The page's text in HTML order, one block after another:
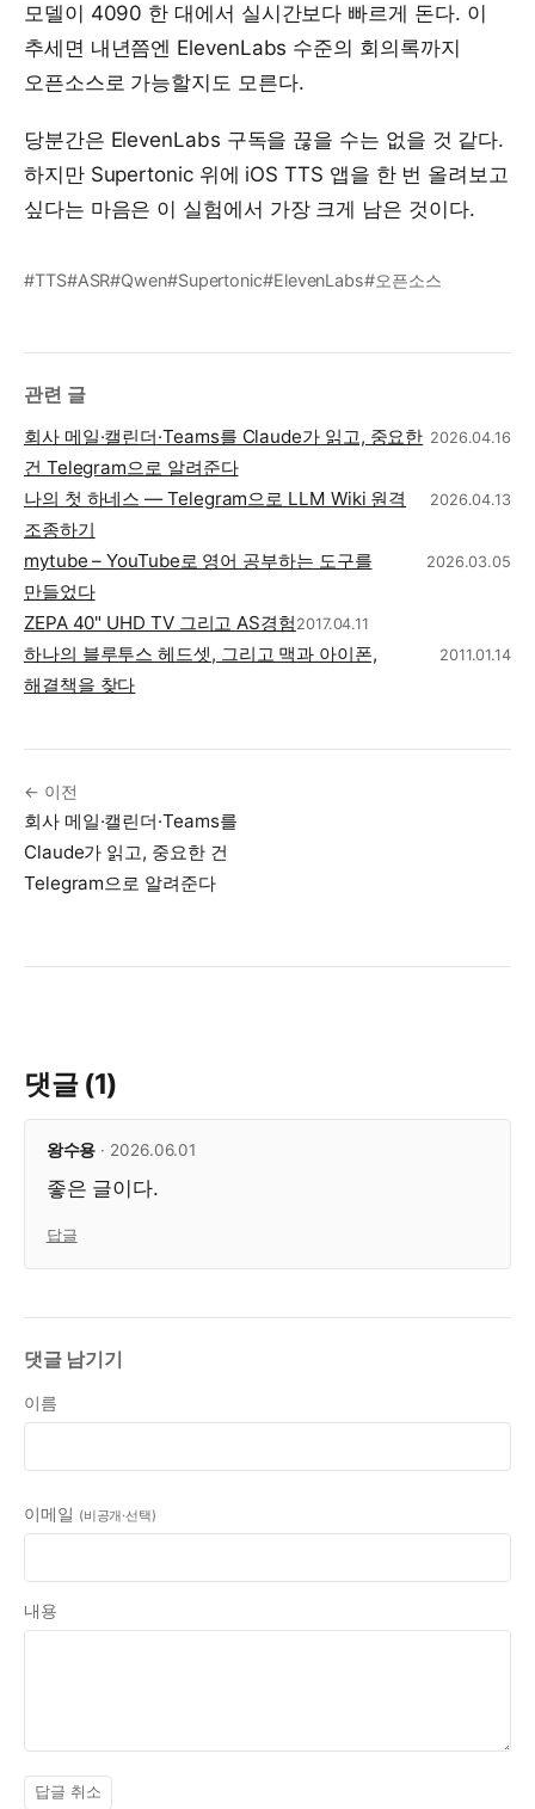
모델이 4090 한 대에서 실시간보다 빠르게 돈다. 이
추세면 내년쯤엔 ElevenLabs 수준의 회의록까지
오픈소스로 가능할지도 모른다.
당분간은 ElevenLabs 구독을 끊을 수는 없을 것 같다.
하지만 Supertonic 위에 iOS TTS 앱을 한 번 올려보고
싶다는 마음은 이 실험에서 가장 크게 남은 것이다.
#TTS#ASR#Qwen#Supertonic#ElevenLabs#오픈소스
관련 글
회사 메일·캘린더·Teams를 Claude가 읽고, 중요한
건 Telegram으로 알려준다
2026.04.16
나의 첫 하네스 — Telegram으로 LLM Wiki 원격
조종하기
2026.04.13
mytube – YouTube로 영어 공부하는 도구를
만들었다
2026.03.05
ZEPA 40" UHD TV 그리고 AS경험 2017.04.11
하나의 블루투스 헤드셋, 그리고 맥과 아이폰,
해결책을 찾다
2011.01.14
← 이전
회사 메일·캘린더·Teams를
Claude가 읽고, 중요한 건
Telegram으로 알려준다
댓글 (1)
왕수용 · 2026.06.01
좋은 글이다.
답글
댓글 남기기
이름
이메일 (비공개·선택)
내용
답글 취소